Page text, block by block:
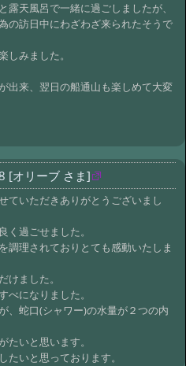
天風呂で一緒に過ごしましたが、
の訪日中にわざわざ来られたそうで
しみました。
出来、翌日の船通山も楽しめて大変
[オリーブ さま]
ていただきありがとうございまし
く過ごせました。
調理されておりとても感動いたしま
けました。
になりました。
、蛇口(シャワー)の水量が２つの内
いと思います。
たいと思っております。